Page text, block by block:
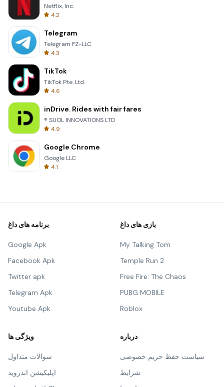
Netflix, Inc.
4.2
Telegram
Telegram FZ-LLC
4.3
TikTok
TikTok Pte. Ltd.
4.6
inDrive. Rides with fair fares
® SUOL INNOVATIONS LTD
4.9
Google Chrome
Google LLC
4.1
برنامه های داغ
Google Apk
Facebook Apk
Twitter apk
Telegram Apk
Youtube Apk
بازی های داغ
My Talking Tom
Temple Run 2
Free Fire: The Chaos
PUBG MOBILE
Roblox
ویژگی ها
سوالات متداول
اپلیکیشن اندروید
درباره
سیاست حفظ حریم خصوصی
شرایط